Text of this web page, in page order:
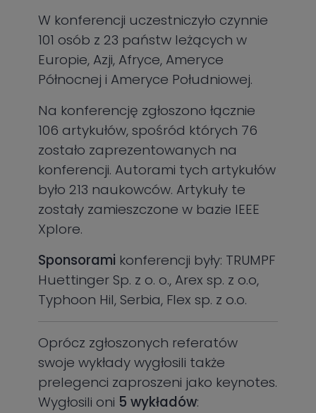
W konferencji uczestniczyło czynnie
101 osób z 23 państw leżących w
Europie, Azji, Afryce, Ameryce
Północnej i Ameryce Południowej.
Na konferencję zgłoszono łącznie
106 artykułów, spośród których 76
zostało zaprezentowanych na
konferencji. Autorami tych artykułów
było 213 naukowców. Artykuły te
zostały zamieszczone w bazie IEEE
Xplore.
Sponsorami konferencji były: TRUMPF
Huettinger Sp. z o. o., Arex sp. z o.o,
Typhoon Hil, Serbia, Flex sp. z o.o.
Oprócz zgłoszonych referatów
swoje wykłady wygłosili także
prelegenci zaproszeni jako keynotes.
Wygłosili oni 5 wykładów: